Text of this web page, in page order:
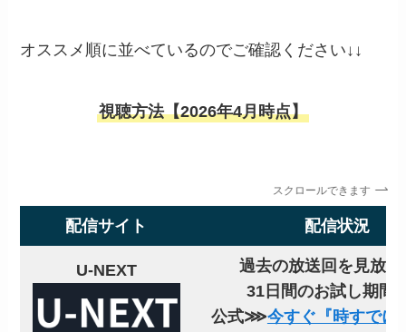
オススメ順に並べているのでご確認ください↓↓
視聴方法【2026年4月時点】
スクロールできます
配信サイト 配信状況
U-NEXT
過去の放送回を見放題
31日間のお試し期間
公式⋙今すぐ『時すでに